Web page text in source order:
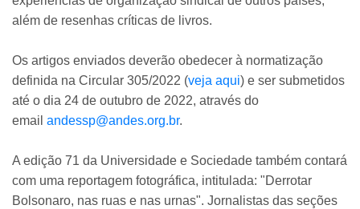
além de resenhas críticas de livros.
Os artigos enviados deverão obedecer à normatização
definida na Circular 305/2022 (veja aqui) e ser submetidos
até o dia 24 de outubro de 2022, através do
email andessp@andes.org.br.
A edição 71 da Universidade e Sociedade também contará
com uma reportagem fotográfica, intitulada: "Derrotar
Bolsonaro, nas ruas e nas urnas". Jornalistas das seções